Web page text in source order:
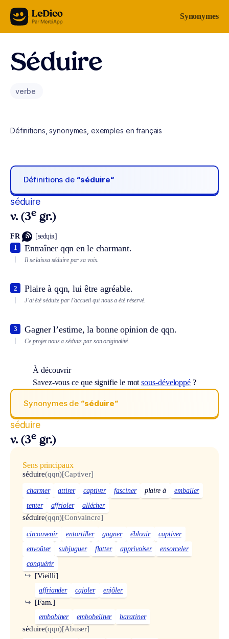
Aller au contenu Synonymes
Séduire
verbe
Définitions, synonymes, exemples en français
Définitions de “séduire“
séduire
v. (3e gr.)
FR [sedɥiʀ]
Entraîner qqn en le charmant.
1
Il se laissa séduire par sa voix.
Plaire à qqn, lui être agréable.
2
J’ai été séduite par l’accueil qui nous a été réservé.
Gagner l’estime, la bonne opinion de qqn.
3
Ce projet nous a séduits par son originalité.
À découvrir
Savez-vous ce que signifie le motsous-développé ?
Synonymes de “séduire“
séduire
v. (3e gr.)
Sens principaux
séduire(qqn)[Captiver]
charmer attirer captiver fasciner plaire à
emballer
tenter
affrioler allécher
séduire(qqn)[Convaincre]
circonvenir entortiller gagner éblouir
captiver
envoûter
subjuguer flatter apprivoiser
ensorceler
conquérir
[Vieilli]
↪
affriander cajoler enjôler
[Fam.]
↪
embobiner embobeliner baratiner
séduire(qqn)[Abuser]